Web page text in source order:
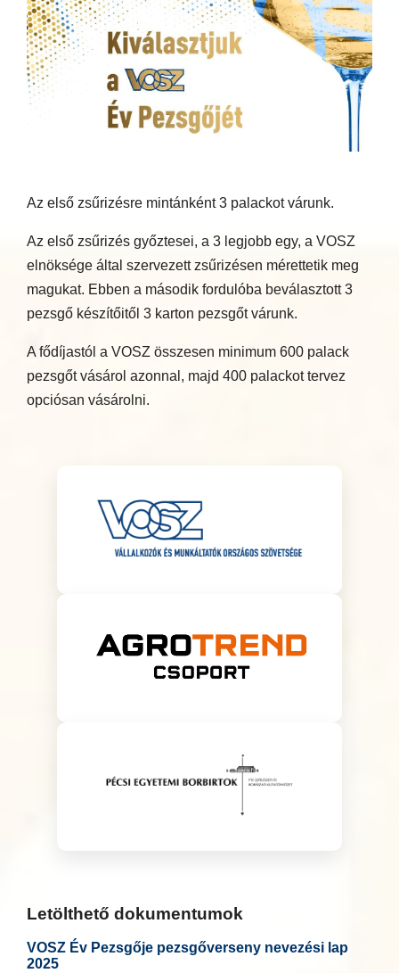
Az első zsűrizésre mintánként 3 palackot várunk.
Az első zsűrizés győztesei, a 3 legjobb egy, a VOSZ
elnöksége által szervezett zsűrizésen mérettetik meg
magukat. Ebben a második fordulóba beválasztott 3
pezsgő készítőitől 3 karton pezsgőt várunk.
A fődíjastól a VOSZ összesen minimum 600 palack
pezsgőt vásárol azonnal, majd 400 palackot tervez
opciósan vásárolni.
Letölthető dokumentumok
VOSZ Év Pezsgője pezsgőverseny nevezési lap
2025